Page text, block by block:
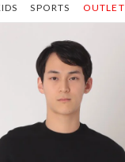
SPORTS OUTLET